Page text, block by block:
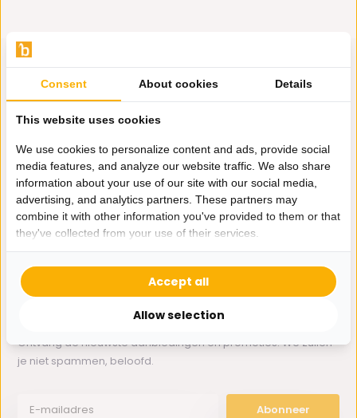
Hulp nodig?
Whatsapp ons
0162-231130
klantenservice@bazaaronline.nl
Ontvang de nieuwste aanbiedingen en promoties. We zullen
je niet spammen, beloofd.
Abonneer
Consent About cookies Details
This website uses cookies
We use cookies to personalize content and ads, provide social
media features, and analyze our website traffic. We also share
information about your use of our site with our social media,
advertising, and analytics partners. These partners may
combine it with other information you've provided to them or that
they've collected from your use of their services.
Allow selection
Accept all